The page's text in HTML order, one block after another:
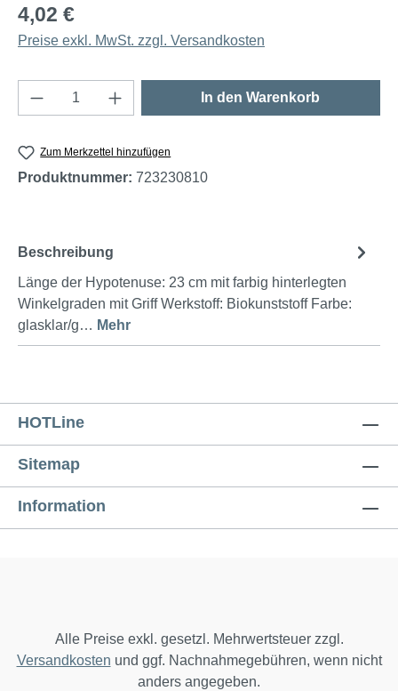
4,02 €
Preise exkl. MwSt. zzgl. Versandkosten
Produkt Anzahl: Gib den gewünschten
In den Warenkorb
Zum Merkzettel hinzufügen
Produktnummer: 723230810
Beschreibung
Länge der Hypotenuse: 23 cm mit farbig hinterlegten
Winkelgraden mit Griff Werkstoff: Biokunststoff Farbe:
glasklar/g… Mehr
HOTLine
Sitemap
Information
Alle Preise exkl. gesetzl. Mehrwertsteuer zzgl.
Versandkosten und ggf. Nachnahmegebühren, wenn nicht
anders angegeben.